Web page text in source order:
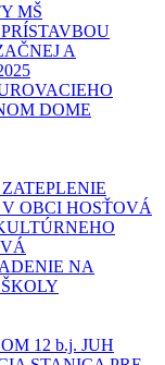
MŠ
A
DOME
OBCI HOSŤOVÁ
NA
12 b.j. JUH